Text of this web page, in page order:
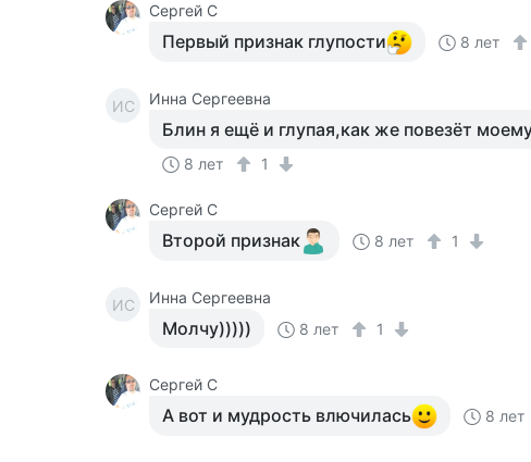
Сергей С
Первый признак глупости 8 лет
ИС Инна Сергеевна
Блин я ещё и глупая,как же повезёт
8 лет 1
Сергей С
Второй признак 8 лет 1
ИС Инна Сергеевна
Молчу))))) 8 лет 1
Сергей С
А вот и мудрость влючилась 8 лет